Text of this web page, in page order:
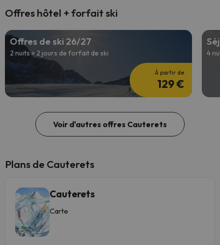
Offres hôtel + forfait ski
Offres de ski 26/27
2 nuits + 2 jours de forfait de ski
À partir de
129 €
4
Voir d'autres offres Cauterets
Plans de Cauterets
Cauterets
Carte